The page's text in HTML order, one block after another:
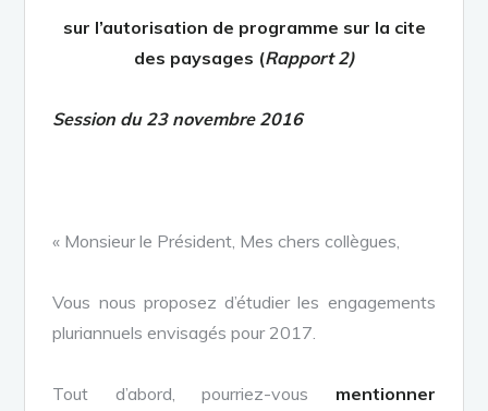
sur l’autorisation de programme sur la cite
des paysages (Rapport 2)
Session du 23 novembre 2016
« Monsieur le Président, Mes chers collègues,
Vous nous proposez d’étudier les engagements
pluriannuels envisagés pour 2017.
Tout d’abord, pourriez-vous mentionner